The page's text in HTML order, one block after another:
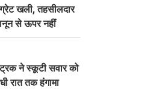
खली, तहसीलदार
से ऊपर नहीं
ने स्कूटी सवार को
रात तक हंगामा